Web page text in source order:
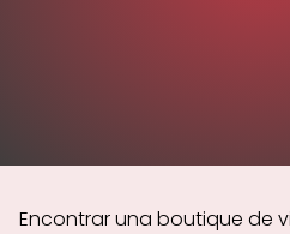
Encontrar una boutique de